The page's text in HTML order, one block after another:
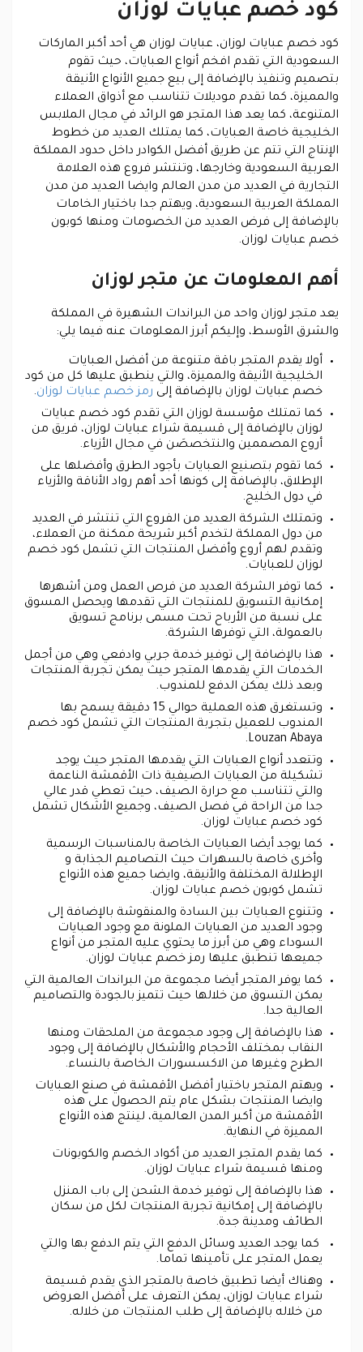
كود خصم عبايات لوزان
كود خصم عبايات لوزان، عبايات لوزان هي أحد أكبر الماركات
السعودية التي تقدم افخم أنواع العبايات، حيث تقوم
بتصميم وتنفيذ بالإضافة إلى بيع جميع الأنواع الأنيقة
والمميزة، كما تقدم موديلات تتناسب مع أذواق العملاء
المتنوعة، كما يعد هذا المتجر هو الرائد في مجال الملابس
الخليجية خاصة العبايات، كما يمتلك العديد من خطوط
الإنتاج التي تتم عن طريق أفضل الكوادر داخل حدود المملكة
العربية السعودية وخارجها، وتنتشر فروع هذه العلامة
التجارية في العديد من مدن العالم وايضا العديد من مدن
المملكة العربية السعودية، ويهتم جدا باختيار الخامات
بالإضافة إلى فرض العديد من الخصومات ومنها كوبون
خصم عبايات لوزان.
أهم المعلومات عن متجر لوزان
يعد متجر لوزان واحد من البراندات الشهيرة في المملكة
والشرق الأوسط، وإليكم أبرز المعلومات عنه فيما يلي:
أولا يقدم المتجر باقة متنوعة من أفضل العبايات
الخليجية الأنيقة والمميزة، والتي ينطبق عليها كل من كود
خصم عبايات لوزان بالإضافة إلى رمز خصم عبايات لوزان.
كما تمتلك مؤسسة لوزان التي تقدم كود خصم عبايات
لوزان بالإضافة إلى قسيمة شراء عبايات لوزان، فريق من
أروع المصممين والنتخصصَن في مجال الأزياء.
كما تقوم بتصنيع العبايات بأجود الطرق وأفضلها على
الإطلاق، بالإضافة إلى كونها أحد أهم رواد الأناقة والأزياء
في دول الخليج.
وتمتلك الشركة العديد من الفروع التي تنتشر في العديد
من دول المملكة لتخدم أكبر شريحة ممكنة من العملاء،
وتقدم لهم أروع وأفضل المنتجات التي تشمل كود خصم
لوزان للعبايات.
كما توفر الشركة العديد من فرص العمل ومن أشهرها
إمكانية التسويق للمنتجات التي تقدمها ويحصل المسوق
على نسبة من الأرباح تحت مسمى برنامج تسويق
بالعمولة، التي توفرها الشركة.
هذا بالإضافة إلى توفير خدمة جربي وادفعي وهي من أجمل
الخدمات التي يقدمها المتجر حيث يمكن تجربة المنتجات
وبعد ذلك يمكن الدفع للمندوب.
وتستغرق هذه العملية حوالي 15 دقيقة يسمح بها
المندوب للعميل بتجربة المنتجات التي تشمل كود خصم
Louzan Abaya.
وتتعدد أنواع العبايات التي يقدمها المتجر حيث يوجد
تشكيلة من العبايات الصيفية ذات الأقمشة الناعمة
والتي تتناسب مع حرارة الصيف، حيث تعطي قدر عالي
جدا من الراحة في فصل الصيف، وجميع الأشكال تشمل
كود خصم عبايات لوزان.
كما يوجد أيضا العبايات الخاصة بالمناسبات الرسمية
وأخرى خاصة بالسهرات حيث التصاميم الجذابة و
الإطلالة المختلفة والأنيقة، وايضا جميع هذه الأنواع
تشمل كوبون خصم عبايات لوزان.
وتتنوع العبايات بين السادة والمنقوشة بالإضافة إلى
وجود العديد من العبايات الملونة مع وجود العبايات
السوداء وهي من أبرز ما يحتوي عليه المتجر من أنواع
جميعها تنطبق عليها رمز خصم عبايات لوزان.
كما يوفر المتجر أيضا مجموعة من البراندات العالمية التي
يمكن التسوق من خلالها حيث تتميز بالجودة والتصاميم
العالية جدا.
هذا بالإضافة إلى وجود مجموعة من الملحقات ومنها
النقاب بمختلف الأحجام والأشكال بالإضافة إلى وجود
الطرح وغيرها من الاكسسورات الخاصة بالنساء.
ويهتم المتجر باختيار أفضل الأقمشة في صنع العبايات
وايضا المنتجات بشكل عام يتم الحصول على هذه
الأقمشة من أكبر المدن العالمية، لينتج هذه الأنواع
المميزة في النهاية.
كما يقدم المتجر العديد من أكواد الخصم والكوبونات
ومنها قسيمة شراء عبايات لوزان.
هذا بالإضافة إلى توفير خدمة الشحن إلى باب المنزل
بالإضافة إلى إمكانية تجربة المنتجات لكل من سكان
الطائف ومدينة جدة.
كما يوجد العديد وسائل الدفع التي يتم الدفع بها والتي
يعمل المتجر على تأمينها تماما.
وهناك أيضا تطبيق خاصة بالمتجر الذي يقدم قسيمة
شراء عبايات لوزان، يمكن التعرف على أفضل العروض
من خلاله بالإضافة إلى طلب المنتجات من خلاله.